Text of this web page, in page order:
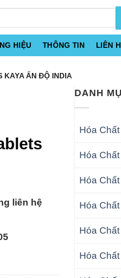
HIỆU THÔNG TIN LIÊN
KAYA ẤN ĐỘ INDIA
DANH
Hóa
Hóa
Hóa
Hóa
Hóa
Hóa
liên hệ